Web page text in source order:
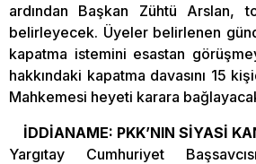
ardından Başkan Zühtü Arslan,
belirleyecek. Üyeler belirlenen
kapatma istemini esastan
hakkındaki kapatma davasını 15
Mahkemesi heyeti karara
İDDİANAME: PKK’NIN SİYASİ
Yargıtay Cumhuriyet